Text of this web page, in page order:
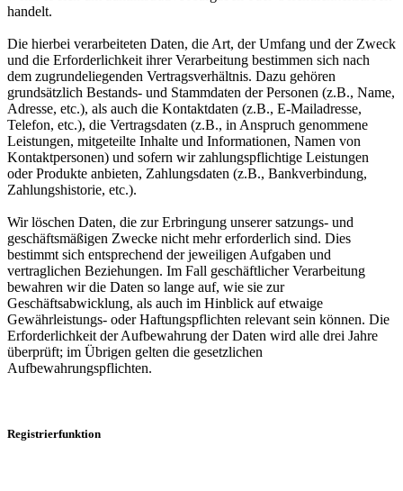
handelt.
Die hierbei verarbeiteten Daten, die Art, der Umfang und der Zweck
und die Erforderlichkeit ihrer Verarbeitung bestimmen sich nach
dem zugrundeliegenden Vertragsverhältnis. Dazu gehören
grundsätzlich Bestands- und Stammdaten der Personen (z.B., Name,
Adresse, etc.), als auch die Kontaktdaten (z.B., E-Mailadresse,
Telefon, etc.), die Vertragsdaten (z.B., in Anspruch genommene
Leistungen, mitgeteilte Inhalte und Informationen, Namen von
Kontaktpersonen) und sofern wir zahlungspflichtige Leistungen
oder Produkte anbieten, Zahlungsdaten (z.B., Bankverbindung,
Zahlungshistorie, etc.).
Wir löschen Daten, die zur Erbringung unserer satzungs- und
geschäftsmäßigen Zwecke nicht mehr erforderlich sind. Dies
bestimmt sich entsprechend der jeweiligen Aufgaben und
vertraglichen Beziehungen. Im Fall geschäftlicher Verarbeitung
bewahren wir die Daten so lange auf, wie sie zur
Geschäftsabwicklung, als auch im Hinblick auf etwaige
Gewährleistungs- oder Haftungspflichten relevant sein können. Die
Erforderlichkeit der Aufbewahrung der Daten wird alle drei Jahre
überprüft; im Übrigen gelten die gesetzlichen
Aufbewahrungspflichten.
Registrierfunktion